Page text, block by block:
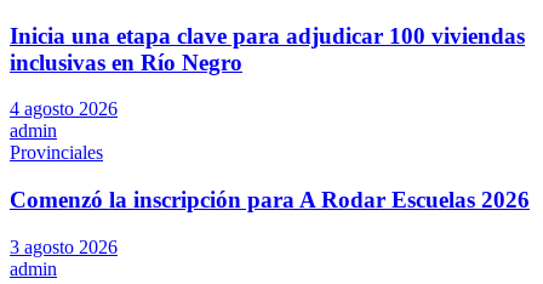
Inicia una etapa clave para adjudicar 100 viviendas
inclusivas en Río Negro
4 agosto 2026
admin
Provinciales
Comenzó la inscripción para A Rodar Escuelas 2026
3 agosto 2026
admin